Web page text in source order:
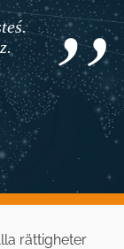
rättigheter